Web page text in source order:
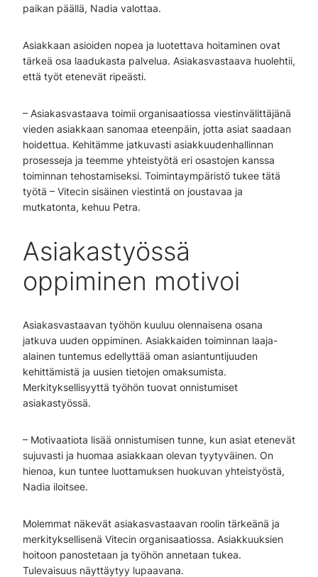
paikan päällä, Nadia valottaa.
Asiakkaan asioiden nopea ja luotettava hoitaminen ovat
tärkeä osa laadukasta palvelua. Asiakasvastaava huolehtii,
että työt etenevät ripeästi.
– Asiakasvastaava toimii organisaatiossa viestinvälittäjänä
vieden asiakkaan sanomaa eteenpäin, jotta asiat saadaan
hoidettua. Kehitämme jatkuvasti asiakkuudenhallinnan
prosesseja ja teemme yhteistyötä eri osastojen kanssa
toiminnan tehostamiseksi. Toimintaympäristö tukee tätä
työtä – Vitecin sisäinen viestintä on joustavaa ja
mutkatonta, kehuu Petra.
Asiakastyössä
oppiminen motivoi
Asiakasvastaavan työhön kuuluu olennaisena osana
jatkuva uuden oppiminen. Asiakkaiden toiminnan laaja-
alainen tuntemus edellyttää oman asiantuntijuuden
kehittämistä ja uusien tietojen omaksumista.
Merkityksellisyyttä työhön tuovat onnistumiset
asiakastyössä.
– Motivaatiota lisää onnistumisen tunne, kun asiat etenevät
sujuvasti ja huomaa asiakkaan olevan tyytyväinen. On
hienoa, kun tuntee luottamuksen huokuvan yhteistyöstä,
Nadia iloitsee.
Molemmat näkevät asiakasvastaavan roolin tärkeänä ja
merkityksellisenä Vitecin organisaatiossa. Asiakkuuksien
hoitoon panostetaan ja työhön annetaan tukea.
Tulevaisuus näyttäytyy lupaavana.